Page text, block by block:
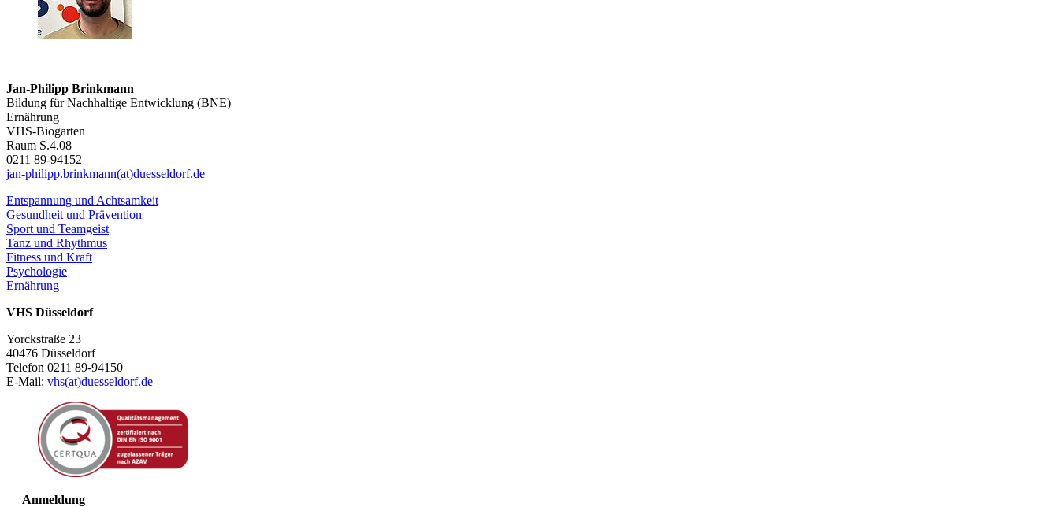
Jan-Philipp Brinkmann
Bildung für Nachhaltige Entwicklung (BNE)
Ernährung
VHS-Biogarten
Raum S.4.08
0211 89-94152
jan-philipp.brinkmann(at)duesseldorf.de
Entspannung und Achtsamkeit
Gesundheit und Prävention
Sport und Teamgeist
Tanz und Rhythmus
Fitness und Kraft
Psychologie
Ernährung
VHS Düsseldorf
Yorckstraße 23
40476 Düsseldorf
Telefon 0211 89-94150
E-Mail: vhs(at)duesseldorf.de
Anmeldung